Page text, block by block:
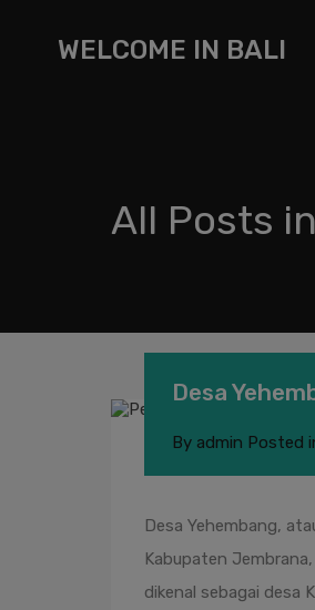
WELCOME IN BALI
All Posts
Desa
By admin Posted
Desa Yehembang,
Kabupaten
dikenal sebagai desa